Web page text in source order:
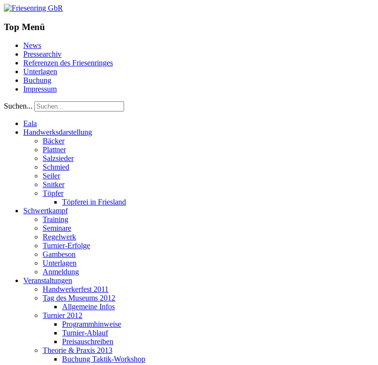
Top Menü
News
Pressearchiv
Referenzen des Friesenringes
Unterlagen
Buchung
Impressum
Suchen...
Eala
Handwerksdarstellung
Bäcker
Plattner
Salzsieder
Schmied
Seiler
Snitker
Töpfer
Töpferei in Friesland
Schwertkampf
Training
Seminare
Regelwerk
Turnier-Erfolge
Gambeson
Unterlagen
Anmeldung
Veranstaltungen
Handwerkerfest 2011
Tag des Museums 2012
Allgemeine Infos
Turnier 2012
Programmhinweise
Turnier-Ablauf
Preisauschreiben
Theorie & Praxis 2013
Buchung Taktik-Workshop